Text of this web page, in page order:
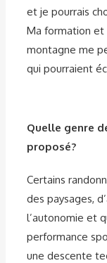
et je pourrais
Ma formation et
montagne me
qui pourraient
Quelle genre
proposé?
Certains
des paysages,
l’autonomie et
performance
une descente